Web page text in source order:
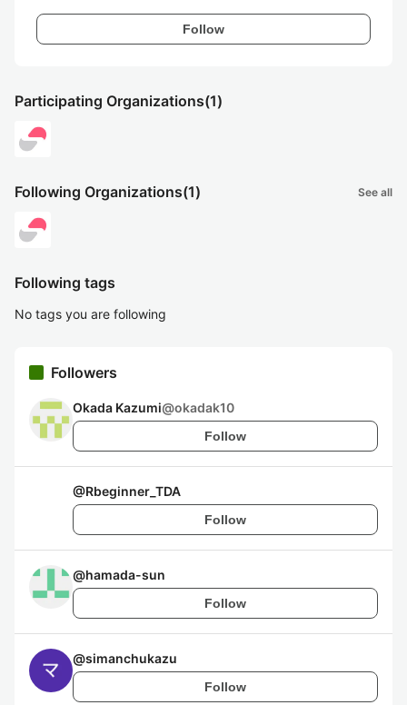
Follow
Participating Organizations(1)
Following Organizations(1) See all
Following tags
No tags you are following
Followers
Okada Kazumi@okadak10
Follow
@Rbeginner_TDA
Follow
@hamada-sun
Follow
@simanchukazu
Follow